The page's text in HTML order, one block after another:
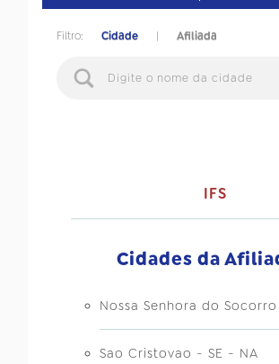
IFS
Cidades da
Nossa Senhora do
Sao Cristovao - SE - NA
Filtro: Cidade | Afiliada